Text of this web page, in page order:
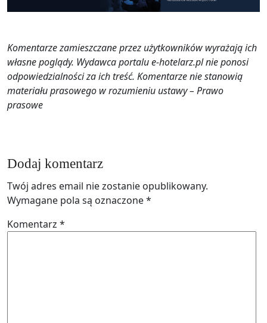
Komentarze zamieszczane przez użytkowników wyrażają ich
własne poglądy. Wydawca portalu e-hotelarz.pl nie ponosi
odpowiedzialności za ich treść. Komentarze nie stanowią
materiału prasowego w rozumieniu ustawy – Prawo
prasowe
Dodaj komentarz
Twój adres email nie zostanie opublikowany.
Wymagane pola są oznaczone*
Komentarz *